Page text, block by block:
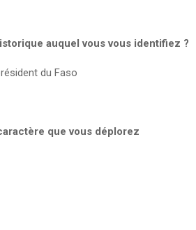
auquel vous vous identifiez ?
du Faso
que vous déplorez